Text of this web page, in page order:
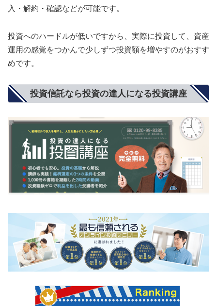
入・解約・確認などが可能です。
投資へのハードルが低いですから、実際に投資して、資産
運用の感覚をつかんで少しずつ投資額を増やすのがおすす
めです。
投資信託なら投資の達人になる投資講座